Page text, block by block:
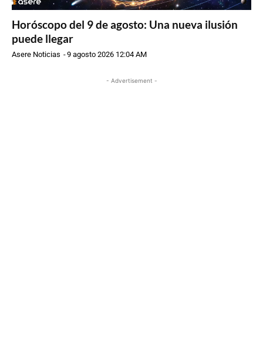
Horóscopo del 9 de agosto: Una nueva ilusión
puede llegar
Asere Noticias -9 agosto 2026 12:04 AM
- Advertisement -